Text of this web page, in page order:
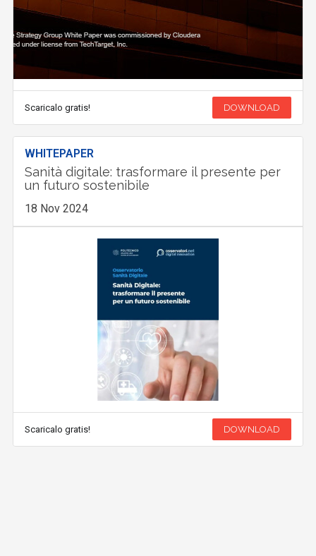
Scaricalo gratis! DOWNLOAD
WHITEPAPER
Sanità digitale: trasformare il presente per
un futuro sostenibile
18 Nov 2024
Scaricalo gratis! DOWNLOAD